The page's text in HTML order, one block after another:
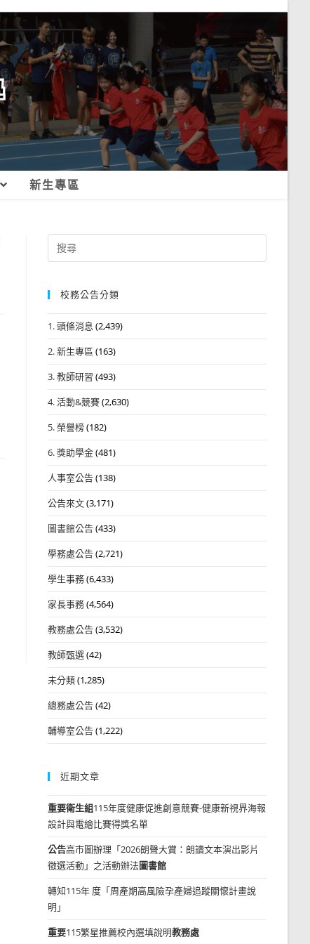
新生專區
Search
for:
校務公告分類
1. 頭條消息 (2,439)
2. 新生專區 (163)
3. 教師研習 (493)
4. 活動&競賽(2,630)
5. 榮譽榜(182)
6. 獎助學金(481)
人事室公告(138)
公告來文(3,171)
圖書館公告(433)
學務處公告(2,721)
學生事務(6,433)
家長事務(4,564)
教務處公告(3,532)
教師甄選(42)
未分類(1,285)
總務處公告(42)
輔導室公告(1,222)
近期文章
重要衛生組115年度健康促進創意競賽-健康新視界海報
設計與電繪比賽得獎名單
公告高市圖辦理「2026朗聲大賞：朗讀文本演出影片
徵選活動」之活動辦法圖書館
轉知115年 度「周產期高風險孕產婦追蹤關懷計畫說
明」
重要115繁星推薦校內選填說明教務處